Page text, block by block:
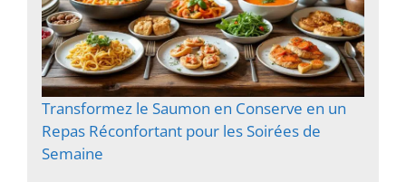
Transformez le Saumon en Conserve en un
Repas Réconfortant pour les Soirées de
Semaine